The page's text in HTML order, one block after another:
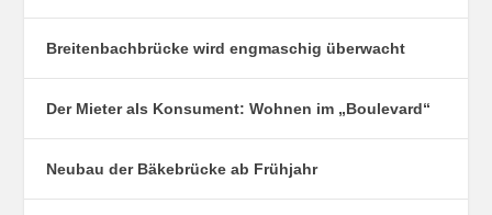
Breitenbachbrücke wird engmaschig überwacht
Der Mieter als Konsument: Wohnen im „Boulevard“
Neubau der Bäkebrücke ab Frühjahr